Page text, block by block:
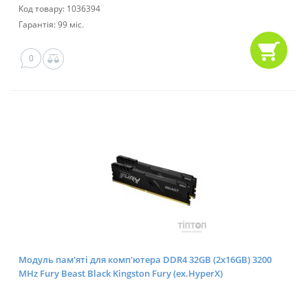
Код товару: 1036394
Гарантія: 99 міс.
0
Модуль пам'яті для комп'ютера DDR4 32GB (2x16GB) 3200
MHz Fury Beast Black Kingston Fury (ex.HyperX)